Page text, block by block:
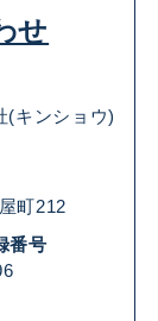
せ
(キンショウ)
町212
番号